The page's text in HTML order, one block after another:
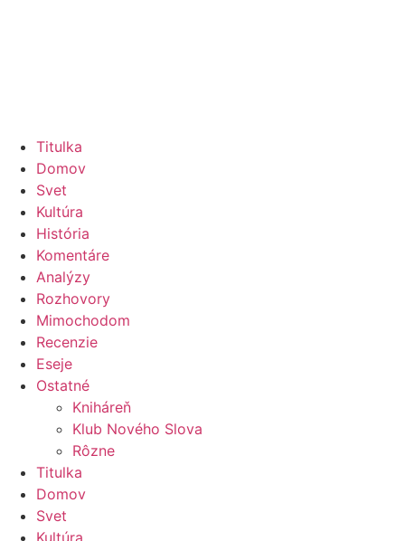
Titulka
Domov
Svet
Kultúra
História
Komentáre
Analýzy
Rozhovory
Mimochodom
Recenzie
Eseje
Ostatné
Kniháreň
Klub Nového Slova
Rôzne
Titulka
Domov
Svet
Kultúra